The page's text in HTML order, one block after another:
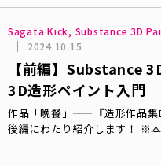
Sagata Kick, Substance 3D
2024.10.15
【前編】Substance
3D造形ペイント入門
作品「晩餐」——『造形作品集
後編にわたり紹介します！ ※